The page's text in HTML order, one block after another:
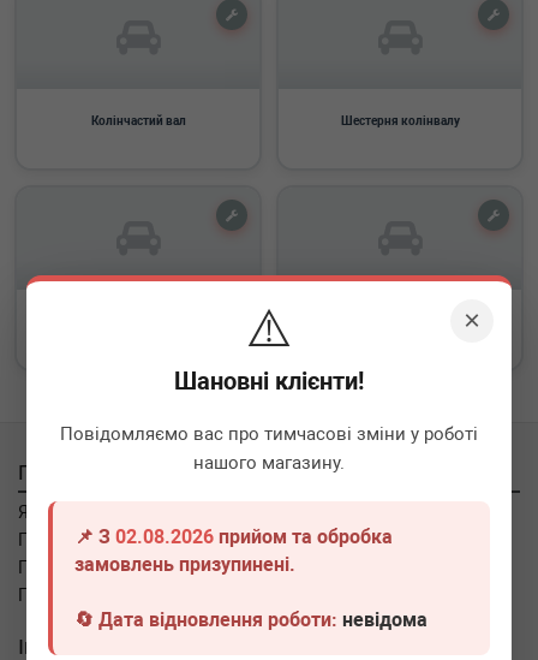
×
⚠️
Шановні клієнти!
Повідомляємо вас про тимчасові зміни у роботі
нашого магазину.
📌 З02.08.2026 прийом та обробка
замовлень призупинені.
🔄 Дата відновлення роботи:невідома
Колінчастий вал Шестерня колінвалу
Покупцям
Як замовити
Про оплату
Про доставку
Про повернення
Інформація